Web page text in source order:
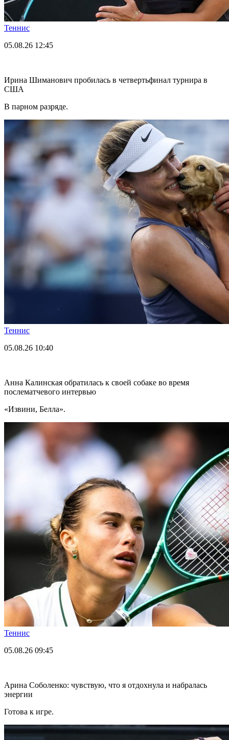
Теннис
05.08.26 12:45
Ирина Шиманович пробилась в четвертьфинал турнира в
США
В парном разряде.
Теннис
05.08.26 10:40
Анна Калинская обратилась к своей собаке во время
послематчевого интервью
«Извини, Белла».
Теннис
05.08.26 09:45
Арина Соболенко: чувствую, что я отдохнула и набралась
энергии
Готова к игре.